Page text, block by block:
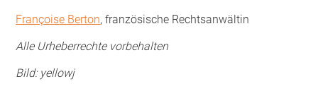
Françoise Berton, französische Rechtsanwältin
Alle Urheberrechte vorbehalten
Bild: yellowj